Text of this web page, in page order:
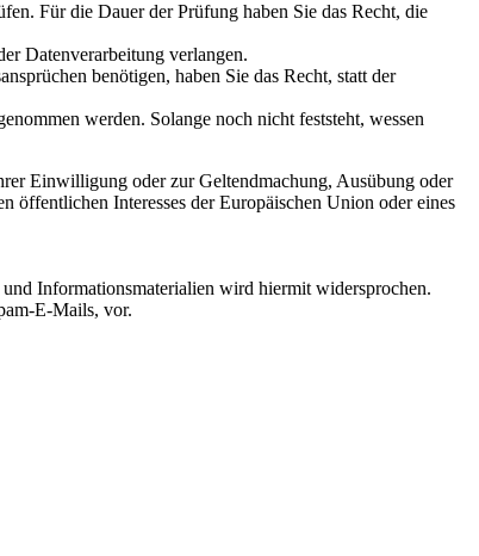
Für die Dauer der Prüfung haben Sie das Recht, die
Datenverarbeitung verlangen.
benötigen, haben Sie das Recht, statt der
werden. Solange noch nicht feststeht, wessen
Einwilligung oder zur Geltendmachung, Ausübung oder
öffentlichen Interesses der Europäischen Union oder eines
Informationsmaterialien wird hiermit widersprochen.
E-Mails, vor.